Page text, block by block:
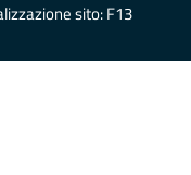
sito: F13